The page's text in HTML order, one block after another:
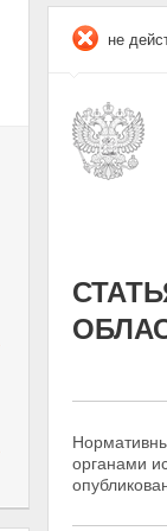
не
органами